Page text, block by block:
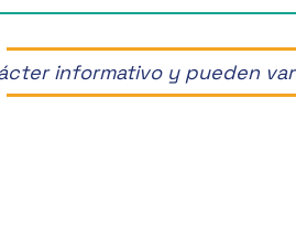
informativo y pueden